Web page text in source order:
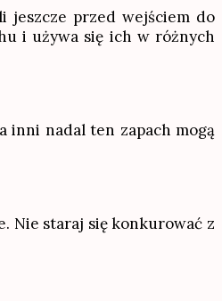
jeszcze przed wejściem do
i używa się ich w różnych
inni nadal ten zapach mogą
Nie staraj się konkurować z